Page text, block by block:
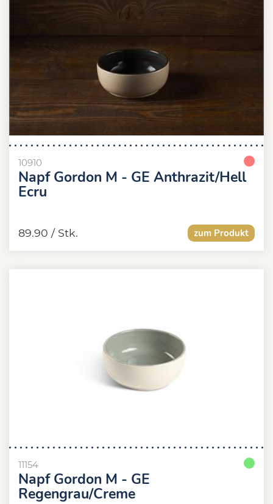
10910
Napf Gordon M - GE Anthrazit/Hell
Ecru
zum Produkt
89.90 / Stk.
11154
Napf Gordon M - GE
Regengrau/Creme